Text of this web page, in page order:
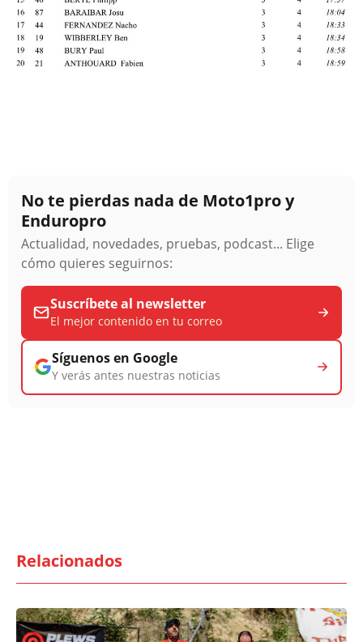
No te pierdas nada de Moto1pro y
Enduropro
Actualidad, novedades, pruebas, podcast... Elige
cómo quieres seguirnos:
Suscríbete al newsletter
El mejor contenido en tu correo
Síguenos en Google
Y verás antes nuestras noticias
Relacionados